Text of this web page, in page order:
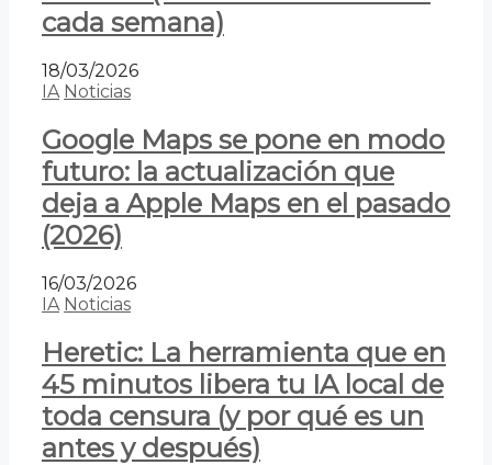
cada semana)
18/03/2026
IA Noticias
Google Maps se pone en modo
futuro: la actualización que
deja a Apple Maps en el pasado
(2026)
16/03/2026
IA Noticias
Heretic: La herramienta que en
45 minutos libera tu IA local de
toda censura (y por qué es un
antes y después)